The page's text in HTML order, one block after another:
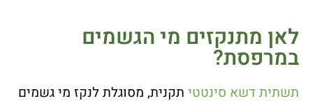
לאן מתנקזים מי הגשמים
במרפסת?
תשתית דשא סינטטי תקנית, מסוגלת לנקז מי גשמים